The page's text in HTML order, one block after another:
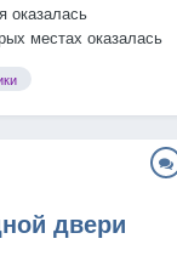
оказалась
местах оказалась
(гармошка или
коробки не
коробку...
двери